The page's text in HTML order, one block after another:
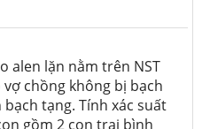
alen lặn nằm trên NST
chồng không bị bạch
tạng. Tính xác suất
gồm 2 con trai bình